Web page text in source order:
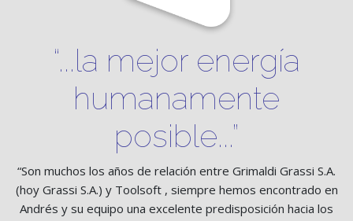
“...la mejor energía
humanamente
posible...”
“Son muchos los años de relación entre Grimaldi Grassi S.A.
(hoy Grassi S.A.) y Toolsoft , siempre hemos encontrado en
Andrés y su equipo una excelente predisposición hacia los